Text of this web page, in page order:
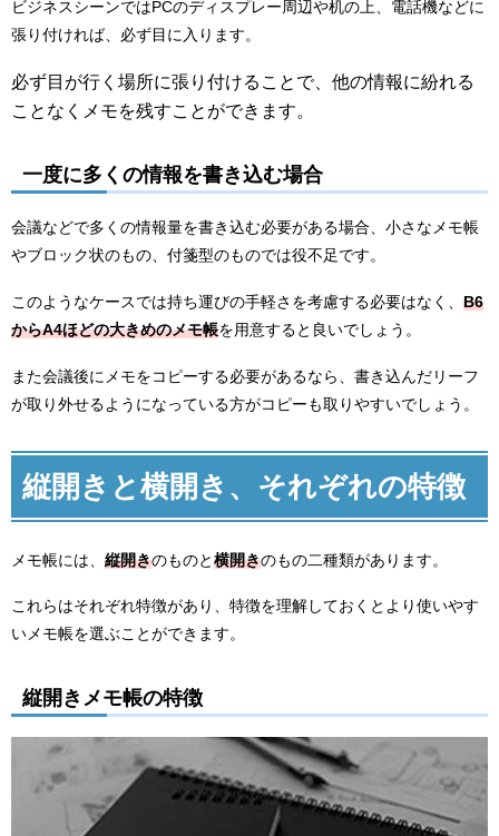
ビジネスシーンではPCのディスプレー周辺や机の上、電話機などに
張り付ければ、必ず目に入ります。
必ず目が行く場所に張り付けることで、他の情報に紛れる
ことなくメモを残すことができます。
一度に多くの情報を書き込む場合
会議などで多くの情報量を書き込む必要がある場合、小さなメモ帳
やブロック状のもの、付箋型のものでは役不足です。
このようなケースでは持ち運びの手軽さを考慮する必要はなく、 B6
からA4ほどの大きめのメモ帳を用意すると良いでしょう。
また会議後にメモをコピーする必要があるなら、書き込んだリーフ
が取り外せるようになっている方がコピーも取りやすいでしょう。
縦開きと横開き、それぞれの特徴
メモ帳には、 縦開きのものと横開きのもの二種類があります。
これらはそれぞれ特徴があり、特徴を理解しておくとより使いやす
いメモ帳を選ぶことができます。
縦開きメモ帳の特徴